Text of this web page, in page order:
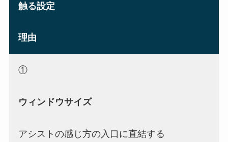
触る設定
理由
①
ウィンドウサイズ
アシストの感じ方の入口に直結する